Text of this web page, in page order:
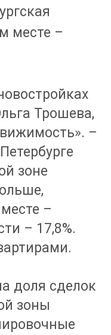
месте –
Трошева,
–
зоне
–
– 17,8%.
доля сделок
зоны